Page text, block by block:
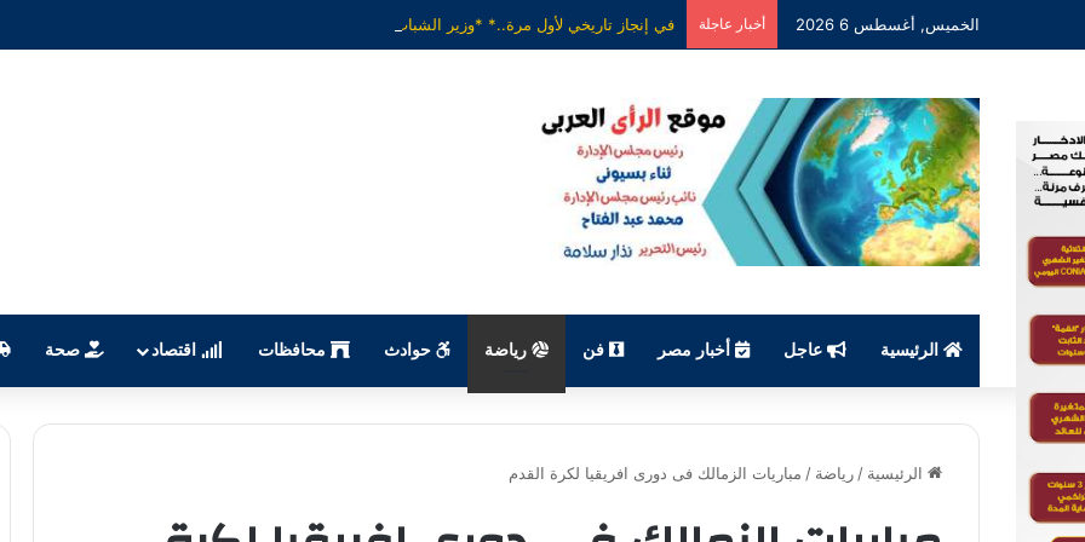
الخميس, أغسطس 6 2026 أخبار عاجلة
الرئيسية عاجل أخبار مصر فن رياضة حوادث محافظات اقتصاد صحة
الرئيسية / رياضة / مباريات الزمالك فى دورى افريقيا لكرة القدم